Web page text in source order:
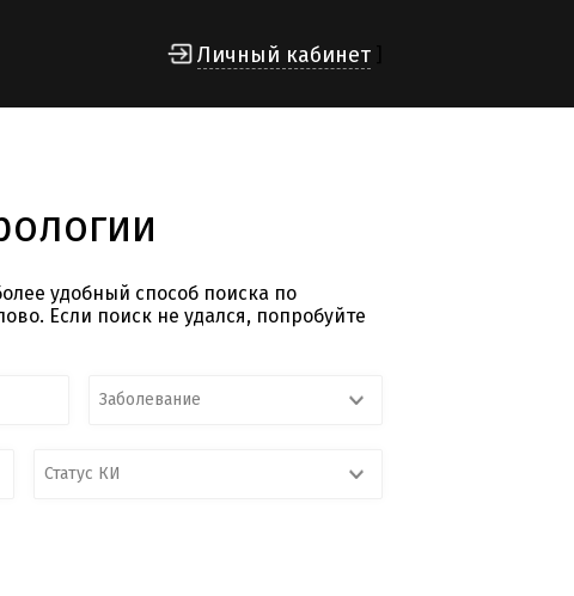
Личный кабинет
удобный способ поиска по
Если поиск не удался, попробуйте
Заболевание
Статус КИ